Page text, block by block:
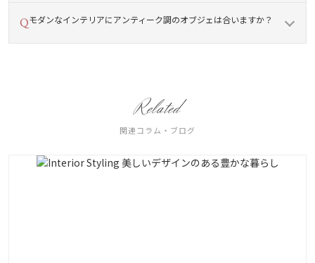
モダンなインテリアにアンティーク調のオブジェは合いますか？
Related
関連コラム・ブログ